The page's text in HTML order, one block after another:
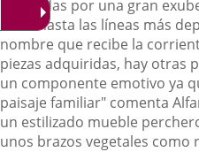
señaladas por una gran
floral hasta las líneas más
nombre que recibe la
piezas adquiridas, hay otras
un componente emotivo ya
paisaje familiar" comenta
un estilizado mueble
unos brazos vegetales como